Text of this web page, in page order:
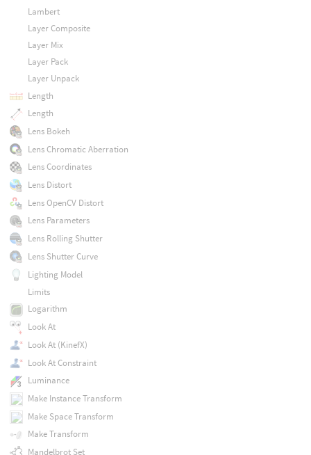
Lambert
Layer Composite
Layer Mix
Layer Pack
Layer Unpack
Length
Length
Lens Bokeh
Lens Chromatic Aberration
Lens Coordinates
Lens Distort
Lens OpenCV Distort
Lens Parameters
Lens Rolling Shutter
Lens Shutter Curve
Lighting Model
Limits
Logarithm
Look At
Look At (KinefX)
Look At Constraint
Luminance
Make Instance Transform
Make Space Transform
Make Transform
Mandelbrot Set